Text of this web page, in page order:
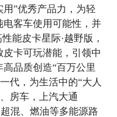
”优秀产品力，为轻
客车使用可能性，并
能皮卡星际·越野版，
卡可玩潜能，引领中
品质创造“百万公里
代，为生活中的“大人
房车，上汽大通
混、燃油等多能源路